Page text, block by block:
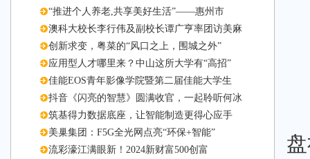
“推进个人养老,共享美好生活”——惠州市
澳科大校长李行伟及副校长谭广亨率团访美麻
创新求变，粤菜的“风口之上，围城之外”
应用型人才哪里来？中山这所大学有“高招”
佳能EOS青年影像学院暨第二届佳能大学生
抖音《闪亮的智慧》圆满收官，一起聆听何冰
筑基得力数据底座，让智能制造更得心应手
美巢集团：F5G全光网点亮“环保+智能”
流彩濠江满眼新！2024新财富500创富